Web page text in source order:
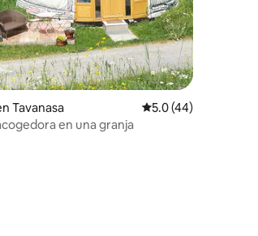
4.96 de 5, 73 reseñas
Tavanasa Calificación
5.0 (44)
en una granja